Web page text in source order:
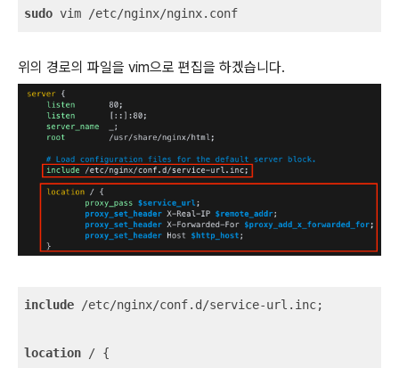
sudo vim /etc/nginx/nginx.conf
위의 경로의 파일을 vim으로 편집을 하겠습니다.
include /etc/nginx/conf.d/service-url.inc;
location / {